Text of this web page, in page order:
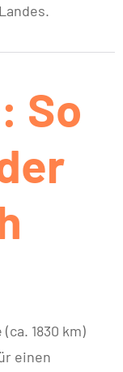
So
1830 km)
einen